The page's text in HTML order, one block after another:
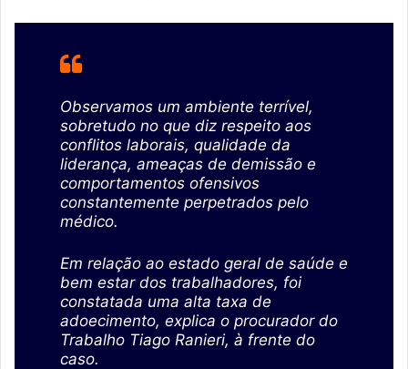
Observamos um ambiente terrível,
sobretudo no que diz respeito aos
conflitos laborais, qualidade da
liderança, ameaças de demissão e
comportamentos ofensivos
constantemente perpetrados pelo
médico.
Em relação ao estado geral de saúde e
bem estar dos trabalhadores, foi
constatada uma alta taxa de
adoecimento, explica o procurador do
Trabalho Tiago Ranieri, à frente do
caso.